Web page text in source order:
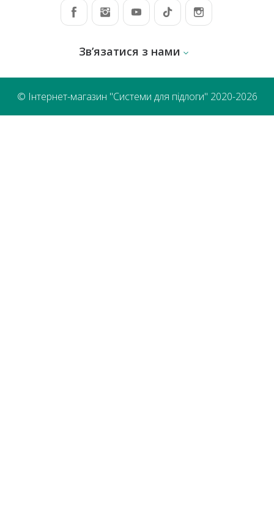
Зв’язатися з нами
© Інтернет-магазин "Системи для підлоги" 2020-2026